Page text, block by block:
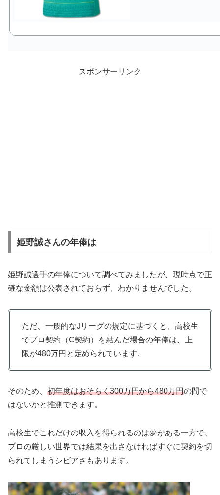
スポンサーリンク
姫野誠さんの年俸は
姫野誠選手の年俸について調べてみましたが、現時点で正
確な金額は公表されておらず、わかりませんでした。
ただ、一般的なJリーグの規定に基づくと、高校生
でプロ契約（C契約）を結んだ場合の年俸は、上
限が480万円と定められています。
そのため、 初年度はおそらく300万円から480万円の間で
はないかと推測できます。
高校生でこれだけの収入を得られるのは夢がある一方で、
プロの厳しい世界では結果を出さなければすぐに契約を切
られてしまうシビアさもあります。